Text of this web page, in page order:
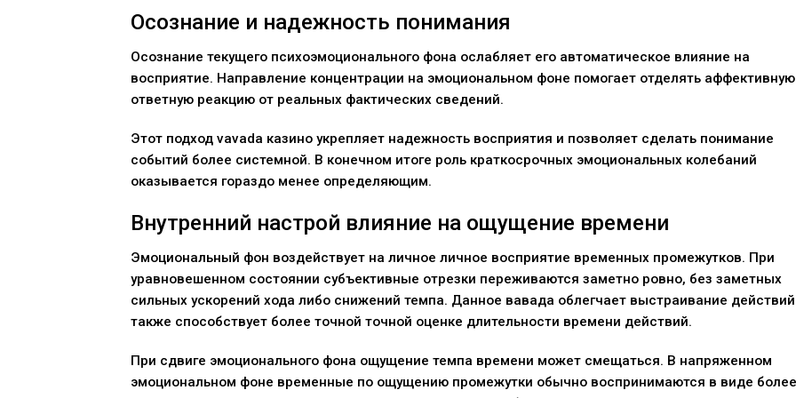
Осознание и надежность понимания
Осознание текущего психоэмоционального фона ослабляет его автоматическое влияние на
восприятие. Направление концентрации на эмоциональном фоне помогает отделять аффективную
ответную реакцию от реальных фактических сведений.
Этот подход vavada казино укрепляет надежность восприятия и позволяет сделать понимание
событий более системной. В конечном итоге роль краткосрочных эмоциональных колебаний
оказывается гораздо менее определяющим.
Внутренний настрой влияние на ощущение времени
Эмоциональный фон воздействует на личное личное восприятие временных промежутков. При
уравновешенном состоянии субъективные отрезки переживаются заметно ровно, без заметных
сильных ускорений хода либо снижений темпа. Данное вавада облегчает выстраивание
также способствует более точной точной оценке длительности времени действий.
При сдвиге эмоционального фона ощущение темпа времени может смещаться. В напряженном
эмоциональном фоне временные по ощущению промежутки обычно воспринимаются в виде более